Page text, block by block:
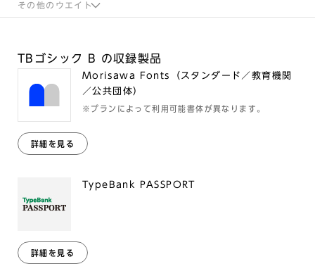
その他のウエイト
TBゴシック B の収録製品
Morisawa Fonts（スタンダード／教育機関
／公共団体）
※プランによって利用可能書体が異なります。
詳細を見る
TypeBank PASSPORT
詳細を見る